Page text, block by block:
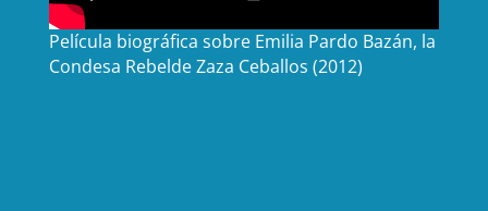
Película biográfica sobre Emilia Pardo Bazán, la
Condesa Rebelde Zaza Ceballos (2012)